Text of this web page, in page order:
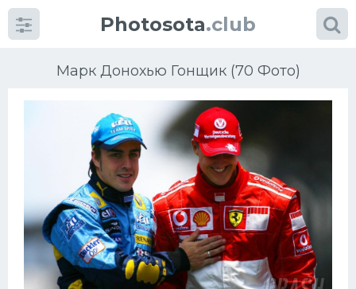
Photosota.club
Марк Донохью Гонщик (70 Фото)
КатегорииФото
Много картинок...
Футбол